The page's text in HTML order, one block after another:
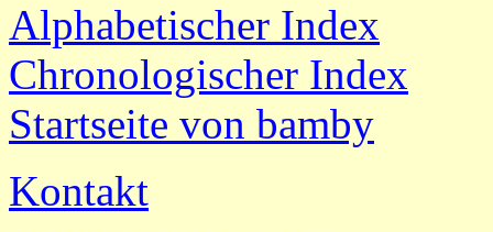
Alphabetischer Index
Chronologischer Index
Startseite von bamby
Kontakt